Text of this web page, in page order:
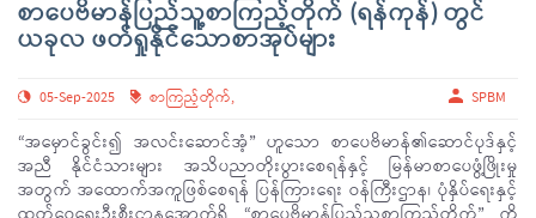
စာပေဗိမာန်ပြည်သူ့စာကြည့်တိုက် (ရန်ကုန်) တွင်
ယခုလ ဖတ်ရှုနိုင်သောစာအုပ်များ
05-Sep-2025 စာကြည့်တိုက်, SPBM
“အမှောင်ခွင်း၍ အလင်းဆောင်အံ့” ဟူသော စာပေဗိမာန်၏ဆောင်ပုဒ်နှင့်
အညီ နိုင်ငံသားများ အသိပညာတိုးပွားစေရန်နှင့် မြန်မာစာပေဖွံ့ဖြိုးမှု
အတွက် အထောက်အကူဖြစ်စေရန် ပြန်ကြားရေး ဝန်ကြီးဌာန၊ ပုံနှိပ်ရေးနှင့်